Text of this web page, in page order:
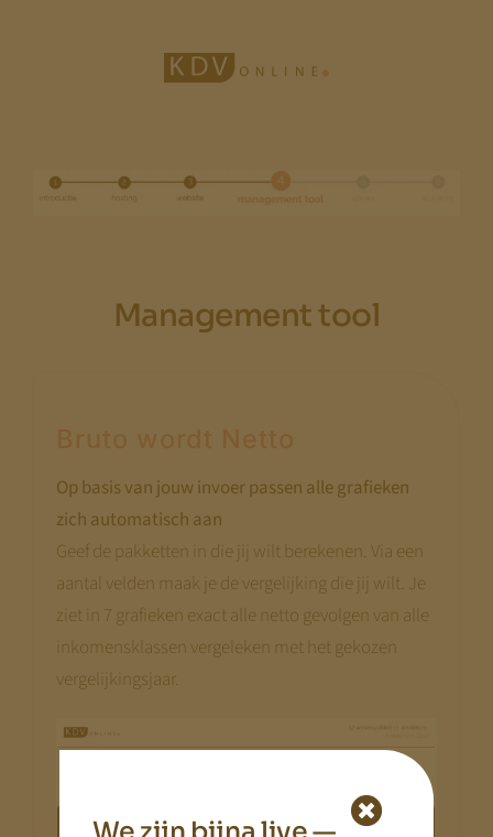
Management tool
Op basis van jouw invoer passen alle grafieken
zich automatisch aan
Geef de pakketten in die jij wilt berekenen. Via een
aantal velden maak je de vergelijking die jij wilt. Je
ziet in 7 grafieken exact alle netto gevolgen van alle
inkomensklassen vergeleken met het gekozen
vergelijkingsjaar.